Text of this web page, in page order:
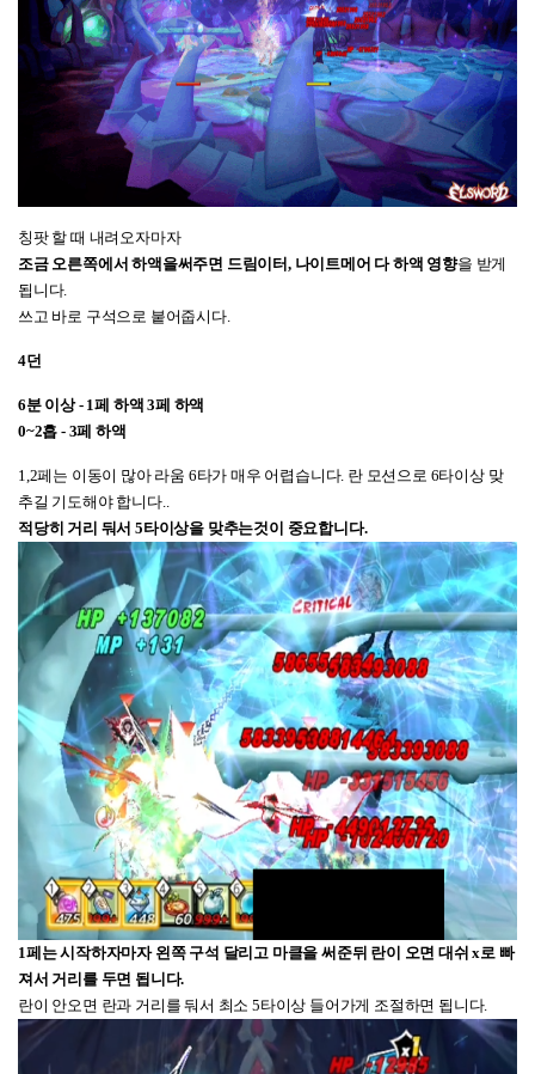
칭팟 할 때 내려오자마자
조금 오른쪽에서 하액을써주면 드림이터, 나이트메어 다 하액 영향을 받게
됩니다.
쓰고 바로 구석으로 붙어줍시다.
4던
6분 이상 - 1페 하액 3페 하액
0~2흡 - 3페 하액
1,2페는 이동이 많아 라움 6타가 매우 어렵습니다. 란 모션으로 6타이상 맞
추길 기도해야 합니다..
적당히 거리 둬서5타이상을 맞추는것이 중요합니 다.
1페는 시작하자마자 왼쪽 구석 달리고 마클을 써준뒤 란이 오면 대쉬 x로 빠
져서 거리를 두면 됩니다.
란이 안오면 란과 거리를 둬서 최소 5타이상 들어가게 조절하면 됩니다.